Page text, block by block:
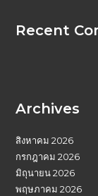
Recent
Archives
สิงหาคม 2026
กรกฎาคม 2026
มิถุนายน 2026
พฤษภาคม 2026